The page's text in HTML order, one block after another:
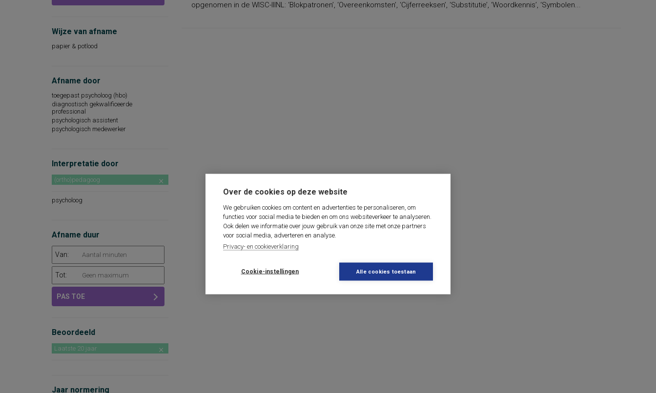
Over de cookies op deze website
We gebruiken cookies om content en advertenties te personaliseren, om
functies voor social media te bieden en om ons websiteverkeer te analyseren.
Ook delen we informatie over jouw gebruik van onze site met onze partners
voor social media, adverteren en analyse.
Privacy- en cookieverklaring
Cookie-instellingen Alle cookies toestaan
Wijze van afname
papier & potlood
Afname door
toegepast psycholoog (hbo)
diagnostisch gekwalificeerde
professional
psychologisch assistent
psychologisch medewerker
Interpretatie door
(ortho)pedagoog
psycholoog
Afname duur
Van:
Tot:
PAS TOE
Beoordeeld
Laatste 20 jaar
Jaar normering
opgenomen in de WISC-IIINL: ‘Blokpatronen’, ‘Overeenkomsten’, ‘Cijferreeksen’, ‘Substitutie’, ‘Woordkennis’, ‘Symbolen...